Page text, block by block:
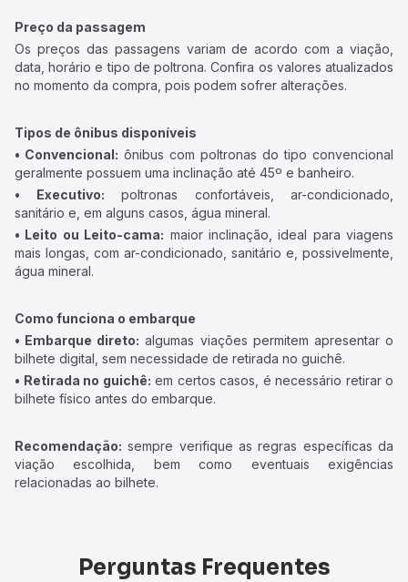
Preço da passagem
Os preços das passagens variam de acordo com a viação,
data, horário e tipo de poltrona. Confira os valores atualizados
no momento da compra, pois podem sofrer alterações.
Tipos de ônibus disponíveis
• Convencional: ônibus com poltronas do tipo convencional
geralmente possuem uma inclinação até 45º e banheiro.
• Executivo: poltronas confortáveis, ar-condicionado,
sanitário e, em alguns casos, água mineral.
• Leito ou Leito-cama: maior inclinação, ideal para viagens
mais longas, com ar-condicionado, sanitário e, possivelmente,
água mineral.
Como funciona o embarque
• Embarque direto: algumas viações permitem apresentar o
bilhete digital, sem necessidade de retirada no guichê.
• Retirada no guichê: em certos casos, é necessário retirar o
bilhete físico antes do embarque.
Recomendação: sempre verifique as regras específicas da
viação escolhida, bem como eventuais exigências
relacionadas ao bilhete.
Perguntas Frequentes